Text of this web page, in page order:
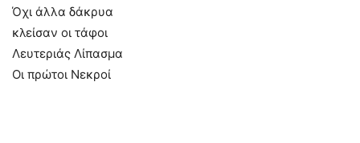
Όχι άλλα δάκρυα
κλείσαν οι τάφοι
Λευτεριάς Λίπασμα
Οι πρώτοι Νεκροί